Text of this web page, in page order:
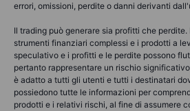
errori, omissioni, perdite o danni derivanti
Il trading può generare sia profitti che
strumenti finanziari complessi e i prodotti a
speculativo e i profitti e le perdite possono
pertanto rappresentare un rischio
è adatto a tutti gli utenti e tutti i destinatari
possiedono tutte le informazioni per
prodotti e i relativi rischi, al fine di assumere